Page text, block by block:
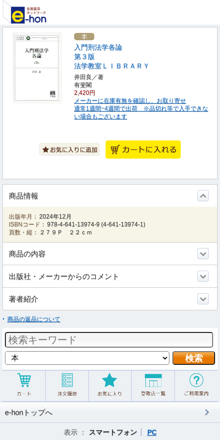
入門刑法学各論
第３版
法学教室ＬＩＢＲＡＲＹ
井田良／著
有斐閣
2,420円
メーカーに在庫有無を確認し、お取り寄せ
通常1週間~4週間で出荷 ※品切れ等で入手できな
い場合もございます
商品情報
出版年月： 2024年12月
ISBNコード： 978-4-641-13974-9 (4-641-13974-1)
頁数・縦：
２７９Ｐ ２２ｃｍ
商品の内容
出版社・メーカーからのコメント
著者紹介
商品の返品について
e-honトップへ
表示 ： スマートフォン PC